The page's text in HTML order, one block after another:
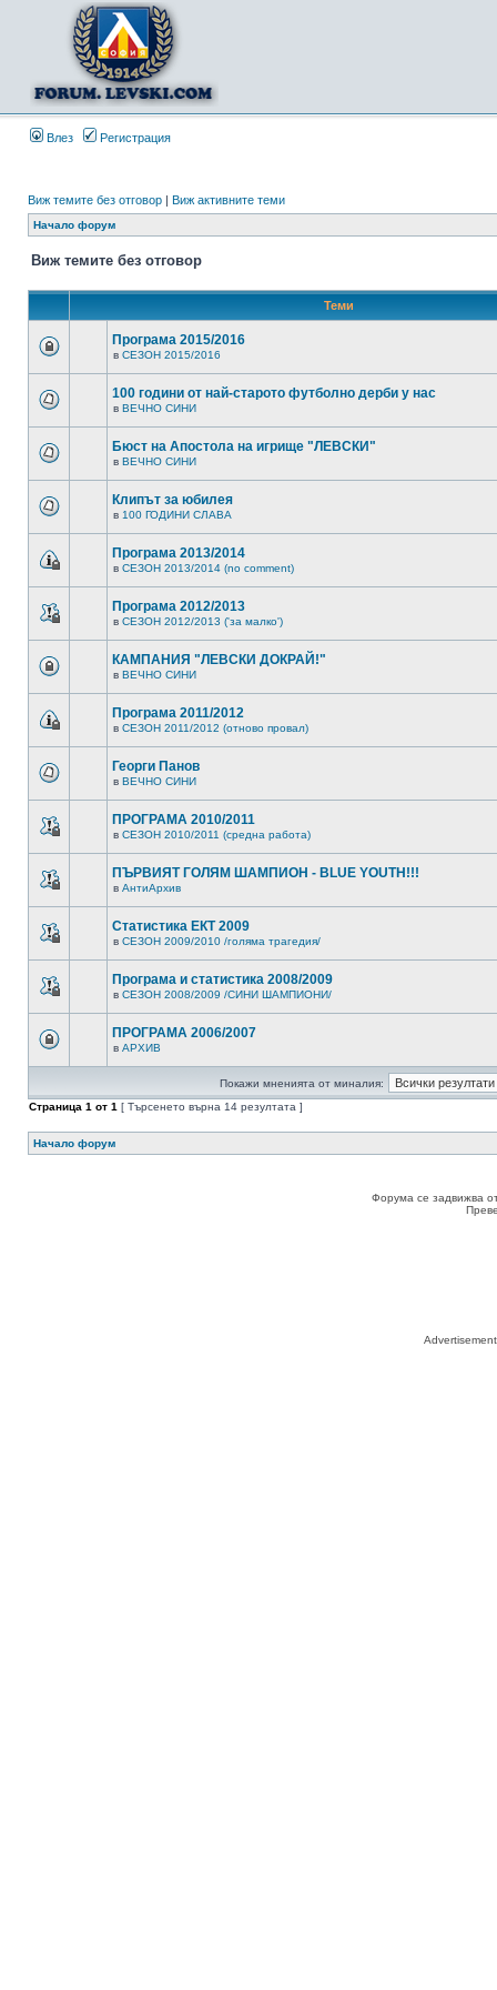
Влез Регистрация
Виж темите без отговор | Виж активните теми
Начало форум
Виж темите без отговор
Теми
Програма 2015/2016
в СЕЗОН 2015/2016
100 години от най-старото футболно дерби у нас
в ВЕЧНО СИНИ
Бюст на Апостола на игрище "ЛЕВСКИ"
в ВЕЧНО СИНИ
Клипът за юбилея
в 100 ГОДИНИ СЛАВА
Програма 2013/2014
в СЕЗОН 2013/2014 (no comment)
Програма 2012/2013
в СЕЗОН 2012/2013 ('за малко')
КАМПАНИЯ "ЛЕВСКИ ДОКРАЙ!"
в ВЕЧНО СИНИ
Програма 2011/2012
в СЕЗОН 2011/2012 (отново провал)
Георги Панов
в ВЕЧНО СИНИ
ПРОГРАМА 2010/2011
в СЕЗОН 2010/2011 (средна работа)
ПЪРВИЯТ ГОЛЯМ ШАМПИОН - BLUE YOUTH!!!
в АнтиАрхив
Статистика ЕКТ 2009
в СЕЗОН 2009/2010 /голяма трагедия/
Програма и статистика 2008/2009
в СЕЗОН 2008/2009 /СИНИ ШАМПИОНИ/
ПРОГРАМА 2006/2007
в АРХИВ
Покажи мненията от миналия:
Страница 1 от 1 [ Търсенето върна 14 резултата ]
Начало форум
Форума се задвижва